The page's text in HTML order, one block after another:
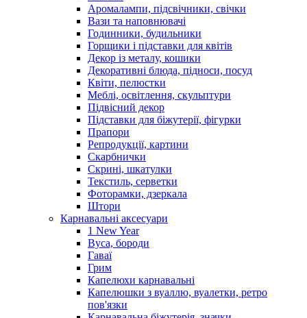
Аромалампи, підсвічники, свічки
Вази та наповнювачі
Годинники, будильники
Горщики і підставки для квітів
Декор із металу, кошики
Декоративні блюда, підноси, посуд
Квіти, пелюстки
Меблі, освітлення, скульптури
Підвісний декор
Підставки для біжутерії, фігурки
Прапори
Репродукції, картини
Скарбнички
Скрині, шкатулки
Текстиль, серветки
Фоторамки, дзеркала
Штори
Карнавальні аксесуари
1 New Year
Вуса, бороди
Гаваї
Грим
Капелюхи карнавальні
Капелюшки з вуаллю, вуалетки, ретро
пов'язки